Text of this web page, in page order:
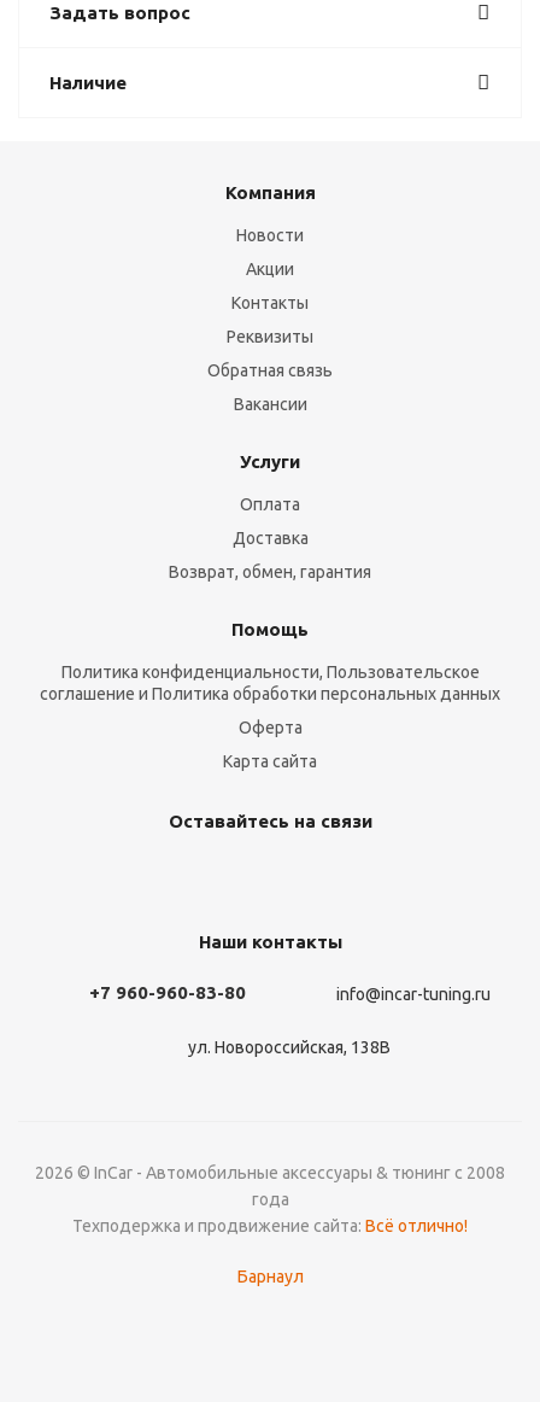
Задать вопрос
Наличие
Компания
Новости
Акции
Контакты
Реквизиты
Обратная связь
Вакансии
Услуги
Оплата
Доставка
Возврат, обмен, гарантия
Помощь
Политика конфиденциальности, Пользовательское
соглашение и Политика обработки персональных данных
Оферта
Карта сайта
Оставайтесь на связи
Наши контакты
+7 960-960-83-80 info@incar-tuning.ru
ул. Новороссийская, 138В
2026 © InCar - Автомобильные аксессуары & тюнинг с 2008
года
Техподержка и продвижение сайта: Всё отлично!
Барнаул